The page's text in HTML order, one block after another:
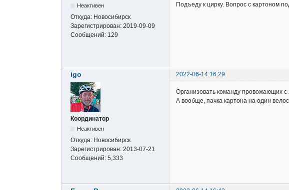
Неактивен
Откуда: Новосибирск
Зарегистрирован: 2019-09-09
Сообщений: 129
Подъеду к цирку. Вопрос с картоном
igo 2022-06-14 16:29
Координатор
Неактивен
Откуда: Новосибирск
Зарегистрирован: 2013-07-21
Сообщений: 5,333
Организовать команду провожающих
А вообще, пачка картона на один